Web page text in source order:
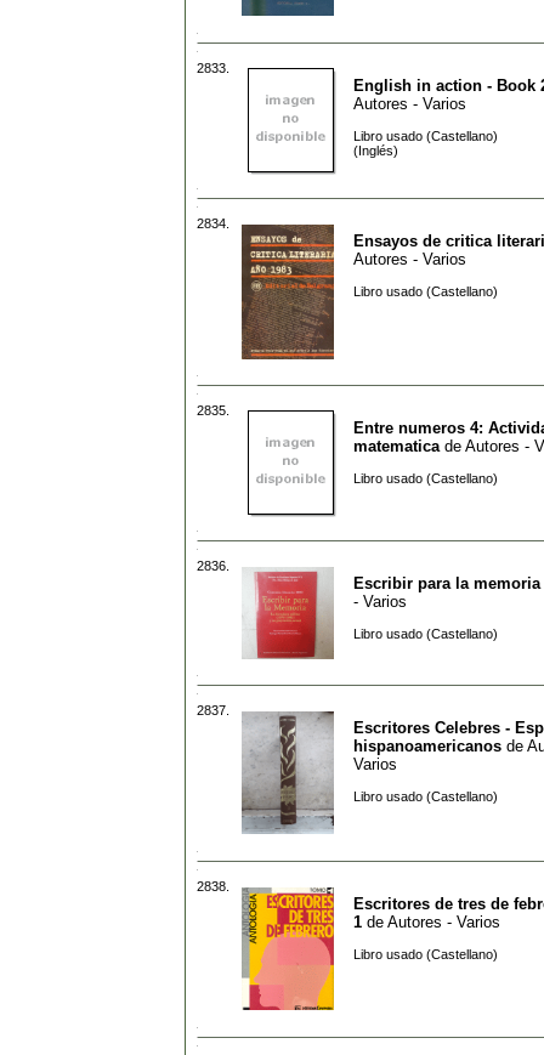
2833.
English in action - Book
Autores - Varios
Libro usado (Castellano)
(Inglés)
2834.
Ensayos de critica
Autores - Varios
Libro usado (Castellano)
2835.
Entre numeros 4:
matematica de Autores -
Libro usado (Castellano)
2836.
Escribir para la memoria
- Varios
Libro usado (Castellano)
2837.
Escritores Celebres -
hispanoamericanos de
Varios
Libro usado (Castellano)
2838.
Escritores de tres de
1 de Autores - Varios
Libro usado (Castellano)